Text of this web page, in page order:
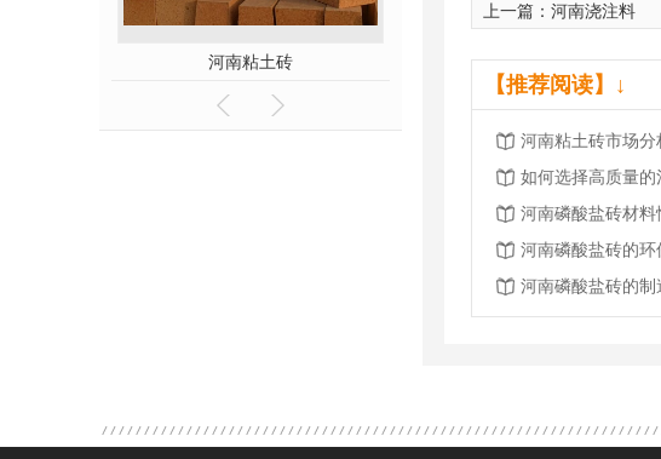
河南粘土砖 河南磷酸盐砖
上一篇： 河南浇注料
【推荐阅读】↓
河南粘土砖市场
如何选择高质量
河南磷酸盐砖材
河南磷酸盐砖的
河南磷酸盐砖的